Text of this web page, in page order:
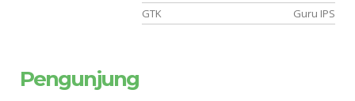
GTK
Guru IPS
Pengunjung